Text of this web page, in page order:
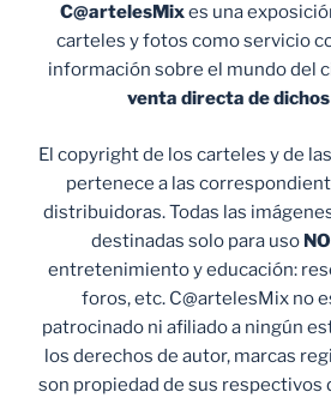
C@artelesMixes una
carteles y fotos como servicio
información sobre el mundo del
venta directa de
El copyright de los carteles y de
pertenece a las
distribuidoras. Todas las
destinadas solo para uso NO
entretenimiento y educación:
foros, etc. C@artelesMix no
patrocinado ni afiliado a ningún
los derechos de autor, marcas
son propiedad de sus respectivos